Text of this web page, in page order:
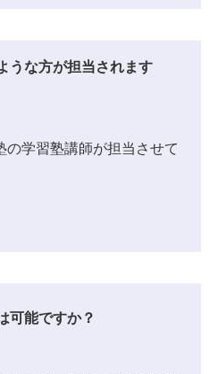
うな方が担当されます
の学習塾講師が担当させて
可能ですか？